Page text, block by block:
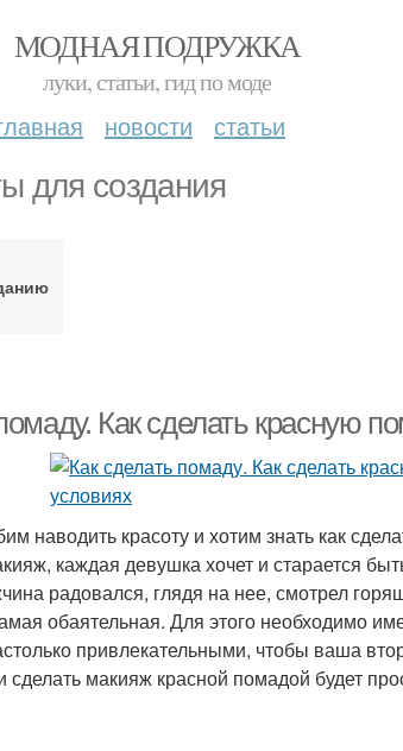
МОДНАЯ ПОДРУЖКА
луки, статьи, гид по моде
новости статьи
для создания
Как сделать красную
наводить красоту и хотим знать как
каждая девушка хочет и старается
радовался, глядя на нее, смотрел
обаятельная. Для этого необходимо
привлекательными, чтобы ваша
сделать макияж красной помадой будет